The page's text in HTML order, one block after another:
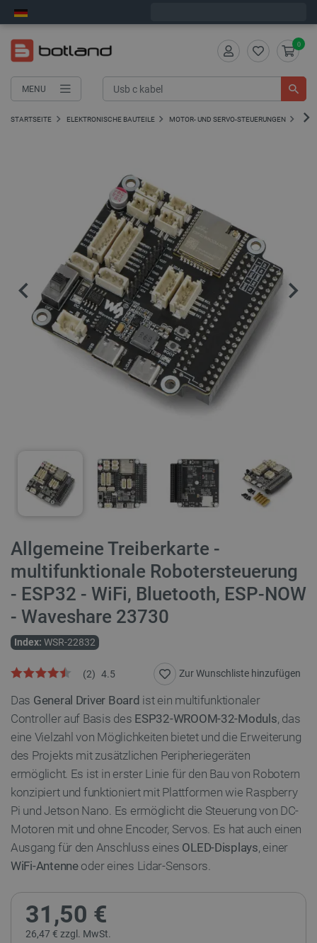
MENU
0
STARTSEITE ELEKTRONISCHE BAUTEILE MOTOR- UND SERVO-STEUERUNGEN DC-
Allgemeine Treiberkarte -
multifunktionale Robotersteuerung
- ESP32 - WiFi, Bluetooth, ESP-NOW
- Waveshare 23730
Index: WSR-22832
4.5
(2) Zur Wunschliste hinzufügen
Das General Driver Board ist ein multifunktionaler
Controller auf Basis des ESP32-WROOM-32-Moduls, das
eine Vielzahl von Möglichkeiten bietet und die Erweiterung
des Projekts mit zusätzlichen Peripheriegeräten
ermöglicht. Es ist in erster Linie für den Bau von Robotern
konzipiert und funktioniert mit Plattformen wie Raspberry
Pi und Jetson Nano. Es ermöglicht die Steuerung von DC-
Motoren mit und ohne Encoder, Servos. Es hat auch einen
Ausgang für den Anschluss eines OLED-Displays, einer
WiFi-Antenneoder eines Lidar-Sensors.
31,50 €
26,47 € zzgl. MwSt.